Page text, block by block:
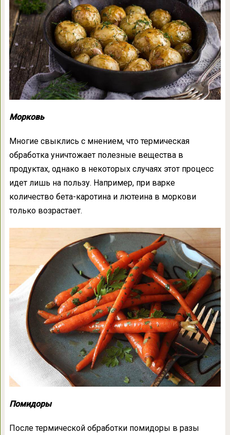
Морковь
Многие свыклись с мнением, что термическая
обработка уничтожает полезные вещества в
продуктах, однако в некоторых случаях этот процесс
идет лишь на пользу. Например, при варке
количество бета-каротина и лютеина в моркови
только возрастает.
Помидоры
После термической обработки помидоры в разы